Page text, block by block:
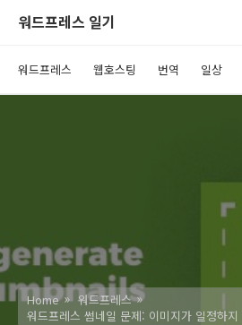
워드프레스 일기
워드프레스 웹호스팅 번역 일상
Home
워드프레스
워드프레스 썸네일 문제: 이미지가 일정하